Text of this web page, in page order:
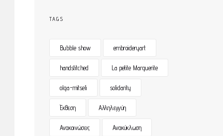
TAGS
Bubble show embroideryart
handstitched La petite Marguerite
olga-mitseli solidarity
Έκθεση Αλληλεγγύη
Ανακοινώσεις Ανακύκλωση